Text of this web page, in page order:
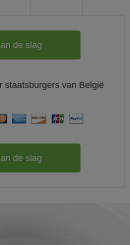
de slag
staatsburgers van België
de slag